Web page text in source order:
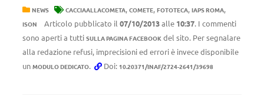
NEWS CACCIAALLACOMETA, COMETE, FOTOTECA, IAPS ROMA,
ISON Articolo pubblicato il 07/10/2013alle 10:37. I commenti
sono aperti a tutti SULLA PAGINA FACEBOOK del sito. Per segnalare
alla redazione refusi, imprecisioni ed errori è invece disponibile
un MODULO DEDICATO. Doi: 10.20371/INAF/2724-2641/39698